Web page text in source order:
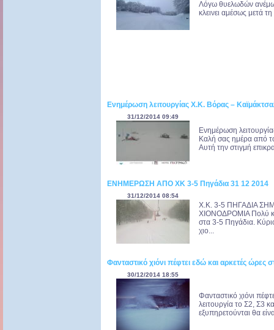
Λόγω θυελωδών
κλεινει αμέσως μετά
Ενημέρωση λειτουργίας Χ.Κ. Βόρας –
31/12/2014 09:49
Ενημέρωση
Καλή σας ημέρα από
Αυτή την στιγμή
ΕΝΗΜΕΡΩΣΗ ΑΠΟ ΧΚ 3-5 Πηγάδια 31 12 2014
31/12/2014 08:54
Χ.Κ. 3-5 ΠΗΓΑΔΙΑ
ΧΙΟΝΟΔΡΟΜΙΑ Πολύ
στα 3-5 Πηγάδια.
χιο...
Φανταστικό χιόνι πέφτει εδώ και αρκετές ώρες
30/12/2014 18:55
Φανταστικό χιόνι
λειτουργία το Σ2, Σ3
εξυπηρετούνται θα